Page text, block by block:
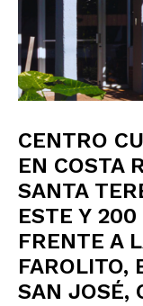
CENTRO
EN COSTA
SANTA
ESTE Y
FRENTE A
FAROLITO,
SAN JOSÉ,